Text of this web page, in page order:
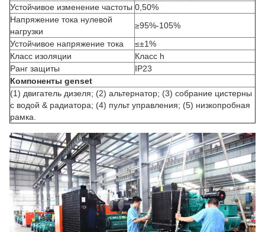
Устойчивое изменение частоты 0,50%
Напряжение тока нулевой
нагрузки
≥95%-105%
Устойчивое напряжение тока
≤±1%
Класс изоляции
Класс h
Ранг защиты
IP23
Компоненты genset
(1) двигатель дизеля; (2) альтернатор; (3) собрание цистерны
с водой & радиатора; (4) пульт управления; (5) низкопробная
рамка.